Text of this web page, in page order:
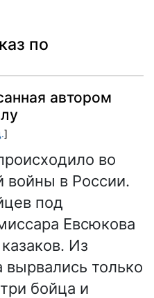
по
автором
]
во
войны в России.
под
Евсюкова
Из
вырвались только
бойца и